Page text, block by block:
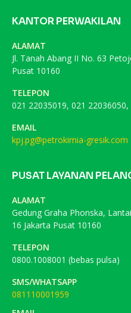
KANTOR PERWAKILAN
ALAMAT
Jl. Tanah Abang II No. 63
Pusat 10160
TELEPON
021 22035019, 021
EMAIL
kpj.pg@petrokimia-gresik.com
PUSAT LAYANAN
ALAMAT
Gedung Graha Phonska,
16 Jakarta Pusat 10160
TELEPON
0800.1008001 (bebas pulsa)
SMS/WHATSAPP
081110001959